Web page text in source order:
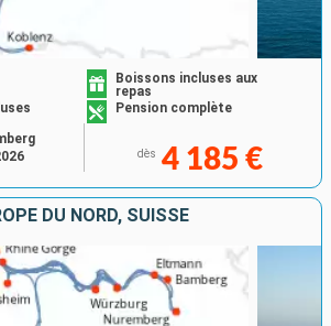
Boissons incluses aux
repas
Pension complète
dès 4 185 €
DU NORD, SUISSE